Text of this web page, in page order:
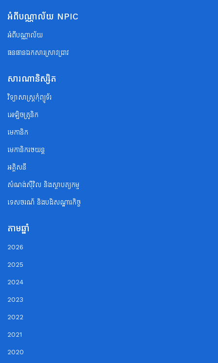
អំពីបណ្ណាល័យ NPIC
អំពីបណ្ណាល័យ
ធនធានឯកសារស្រាវជ្រាវ
សារណានិស្សិត
វិទ្យាសាស្ត្រកុំព្យូទ័រ
អេឡិចត្រូនិក
មេកានិក
មេកានិករថយន្ត
អគ្គិសនី
សំណង់ស៊ីវិល និងស្ថាបត្យកម្ម
ទេសចរណ័ និងបដិសណ្ឋារកិច្ច
តាមឆ្នាំ
2026
2025
2024
2023
2022
2021
2020